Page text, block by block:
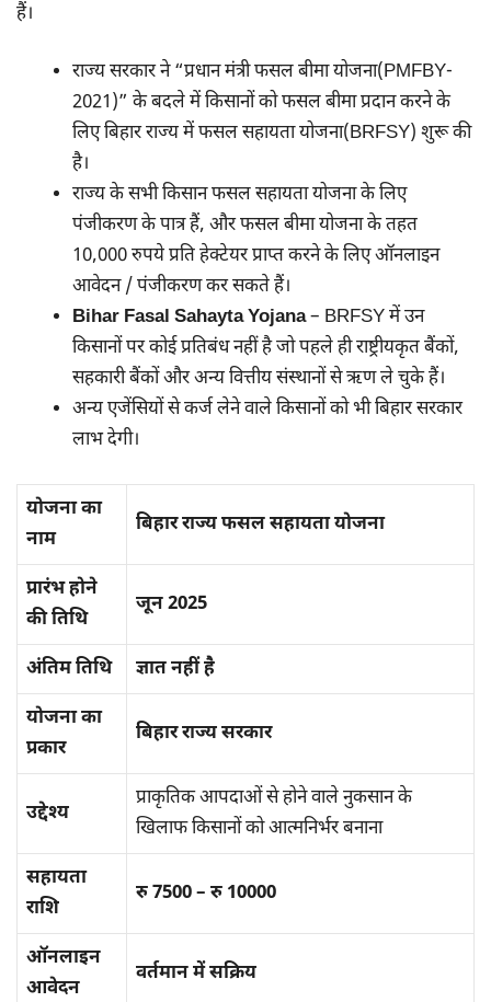
हैं।
राज्य सरकार ने “प्रधान मंत्री फसल बीमा योजना(PMFBY-
2021)” के बदले में किसानों को फसल बीमा प्रदान करने के
लिए बिहार राज्य में फसल सहायता योजना(BRFSY) शुरू की
है।
राज्य के सभी किसान फसल सहायता योजना के लिए
पंजीकरण के पात्र हैं, और फसल बीमा योजना के तहत
10,000 रुपये प्रति हेक्टेयर प्राप्त करने के लिए ऑनलाइन
आवेदन / पंजीकरण कर सकते हैं।
Bihar Fasal Sahayta Yojana– BRFSY में उन
किसानों पर कोई प्रतिबंध नहीं है जो पहले ही राष्ट्रीयकृत बैंकों,
सहकारी बैंकों और अन्य वित्तीय संस्थानों से ऋण ले चुके हैं।
अन्य एजेंसियों से कर्ज लेने वाले किसानों को भी बिहार सरकार
लाभ देगी।
योजना का
नाम
बिहार राज्य फसल सहायता योजना
प्रारंभ होने
की तिथि
जून 2025
अंतिम तिथि ज्ञात नहीं है
योजना का
प्रकार
बिहार राज्य सरकार
उद्देश्य
प्राकृतिक आपदाओं से होने वाले नुकसान के
खिलाफ किसानों को आत्मनिर्भर बनाना
सहायता
राशि
रु 7500 – रु 10000
ऑनलाइन
आवेदन
वर्तमान में सक्रिय